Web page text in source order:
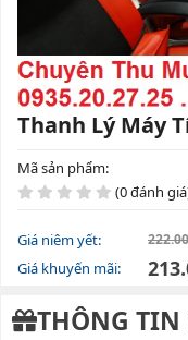
Thanh Lý Máy
Mã sản phẩm:
(0 đánh
Giá niêm yết:
Giá khuyến mãi:
THÔNG TIN